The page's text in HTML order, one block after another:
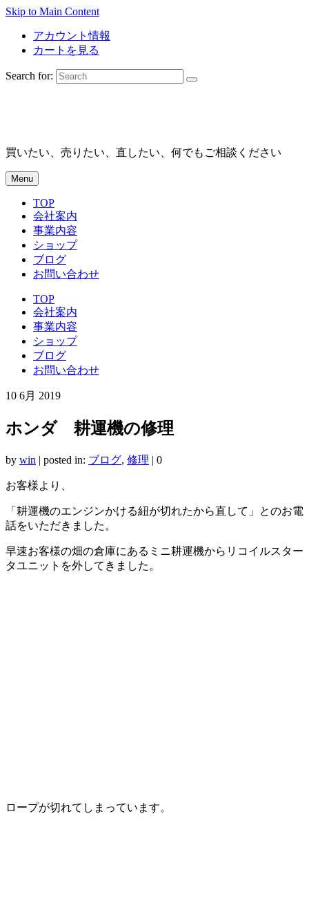
Skip to Main Content
アカウント情報
カートを見る
Search for:
買いたい、売りたい、直したい、何でもご相談ください
Menu
TOP
会社案内
事業内容
ショップ
ブログ
お問い合わせ
TOP
会社案内
事業内容
ショップ
ブログ
お問い合わせ
10 6月 2019
ホンダ 耕運機の修理
by win | posted in: ブログ, 修理 | 0
お客様より、
「耕運機のエンジンかける紐が切れたから直して」とのお電
話をいただきました。
早速お客様の畑の倉庫にあるミニ耕運機からリコイルスター
タユニットを外してきました。
ロープが切れてしまっています。